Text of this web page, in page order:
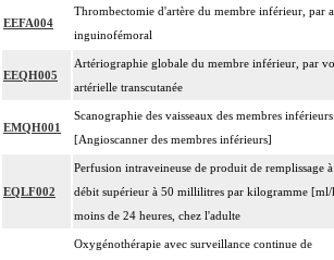
les actes diagnostiques ou thérapeutiques de
EEFA004
Thrombectomie d'artère du membre inférieur, par
inguinofémoral
EEQH005
Artériographie globale du membre inférieur, par
artérielle transcutanée
EMQH001
Scanographie des vaisseaux des membres inférieurs
[Angioscanner des membres inférieurs]
EQLF002
Perfusion intraveineuse de produit de remplissage
débit supérieur à 50 millilitres par kilogramme [ml/
moins de 24 heures, chez l'adulte
Oxygénothérapie avec surveillance continue de